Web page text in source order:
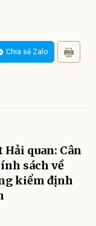
Chia sẻ Zalo
Hải quan: Cân
sách về
kiểm định